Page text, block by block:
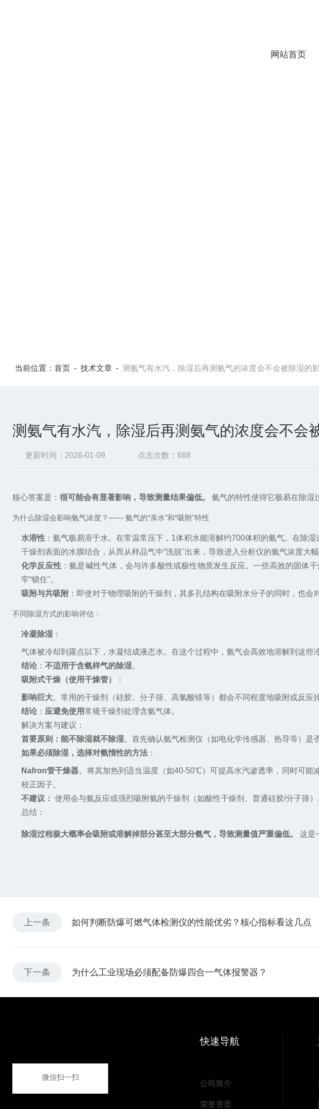
网站首页
当前位置： 首页 - 技术文章 - 测氨气有水汽，除湿后再测氨气的浓度会不会被除湿的
测氨气有水汽，除湿后再测氨气的浓度会不会
更新时间：2026-01-09 点击次数：688
核心答案是： 很可能会有显著影响，导致测量结果偏低。 氨气的特性使得它极易在除湿
为什么除湿会影响氨气浓度？—— 氨气的“亲水"和“吸附"特性
水溶性 ：氨气极易溶于水。在常温常压下，1体积水能溶解约700体积的氨气。在除
干燥剂表面的水膜结合，从而从样品气中“洗脱"出来，导致进入分析仪的氨气浓度大幅
化学反应性 ：氨是碱性气体，会与许多酸性或极性物质发生反应。一些高效的固体
牢“锁住"。
吸附与共吸附 ：即使对于物理吸附的干燥剂，其多孔结构在吸附水分子的同时，也
不同除湿方式的影响评估：
冷凝除湿 ：
气体被冷却到露点以下，水凝结成液态水。在这个过程中，氨气会高效地溶解到这些
结论 ： 不适用于含氨样气的除湿。
吸附式干燥（使用干燥管）
：
影响巨大。常用的干燥剂（硅胶、分子筛、高氯酸镁等）都会不同程度地吸附或反应
结论 ： 应避免使用常规干燥剂处理含氨气体。
解决方案与建议：
首要原则：能不除湿就不除湿。首先确认氨气检测仪（如电化学传感器、热导等）是
如果必须除湿，选择对氨惰性的方法 ：
Nafron管干燥器。将其加热到适当温度（如40-50℃）可提高水汽渗透率，同时可能
校正因子。
不建议： 使用会与氨反应或强烈吸附氨的干燥剂（如酸性干燥剂、普通硅胶/分子筛）
总结：
除湿过程极大概率会吸附或溶解掉部分甚至大部分氨气，导致测量值严重偏低。 这是
上一条 如何判断防爆可燃气体检测仪的性能优劣？核心指标看这几点
下一条 为什么工业现场必须配备防爆四合一气体报警器？
微信扫一扫
快速导航
公司简介
荣誉资质